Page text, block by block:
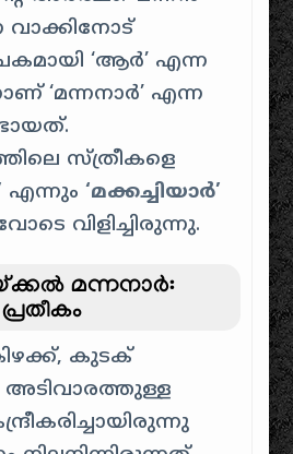
വാക്കിനോട്
‘ആർ’ എന്ന
‘മന്നനാർ’ എന്ന
സ്ത്രീകളെ
എന്നും‘മക്കച്ചിയാർ’
വിളിച്ചിരുന്നു.
മന്നനാർ:
കുടക്
അടിവാരത്തുള്ള